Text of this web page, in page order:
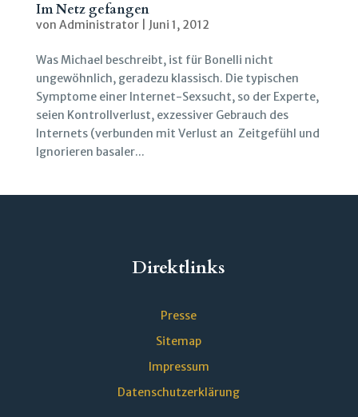
Im Netz gefangen
von Administrator| Juni 1, 2012
Was Michael beschreibt, ist für Bonelli nicht
ungewöhnlich, geradezu klassisch. Die typischen
Symptome einer Internet-Sexsucht, so der Experte,
seien Kontrollverlust, exzessiver Gebrauch des
Internets (verbunden mit Verlust an Zeitgefühl und
Ignorieren basaler...
Direktlinks
Presse
Sitemap
Impressum
Datenschutzerklärung